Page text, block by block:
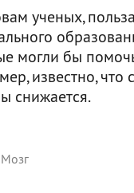
ученых,
могли бы
известно,
снижается.
Мозг